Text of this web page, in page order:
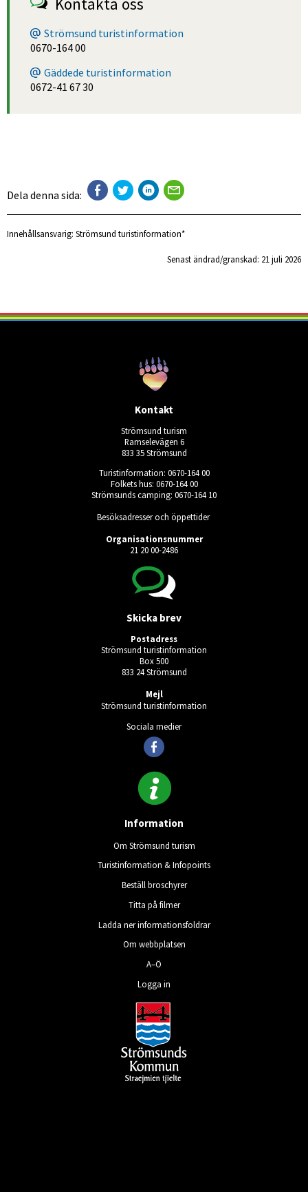
Strömsund turistinformation
0670-164 00
Gäddede turistinformation
0672-41 67 30
Dela denna sida:
Innehållsansvarig: Strömsund turistinformation*
Senast ändrad/granskad: 21 juli 2026
Kontakt
Strömsund turism
Ramselevägen 6
833 35 Strömsund
Turistinformation: 0670-164 00
Folkets hus: 0670-164 00
Strömsunds camping: 0670-164 10
Besöksadresser och öppettider
Organisationsnummer
21 20 00-2486
Skicka brev
Postadress
Strömsund turistinformation
Box 500
833 24 Strömsund
Mejl
Strömsund turistinformation
Sociala medier
Information
Om Strömsund turism
Turistinformation & Infopoints
Beställ broschyrer
Titta på filmer
Ladda ner informationsfoldrar
Om webbplatsen
A–Ö
Logga in